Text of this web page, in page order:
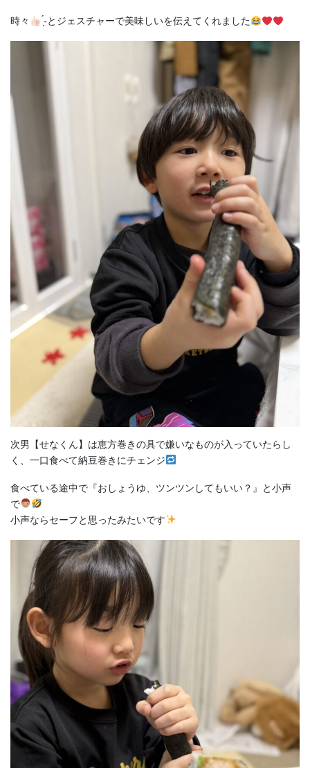
時々︎ ̖́-とジェスチャーで美味しいを伝えてくれました
次男【せなくん】は恵方巻きの具で嫌いなものが入っていたらし
く、一口食べて納豆巻きにチェンジ
食べている途中で『おしょうゆ、ツンツンしてもいい？』と小声
で
小声ならセーフと思ったみたいです